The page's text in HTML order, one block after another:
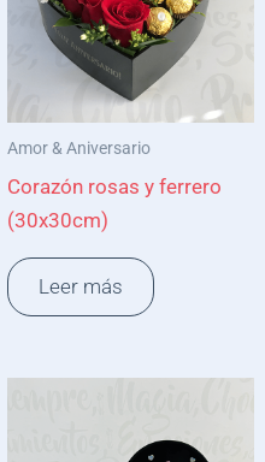
Amor & Aniversario
Corazón rosas y ferrero
(30x30cm)
Leer más